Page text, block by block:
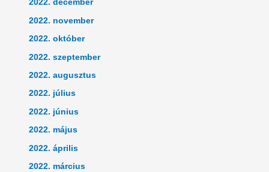
2022. december
2022. november
2022. október
2022. szeptember
2022. augusztus
2022. július
2022. június
2022. május
2022. április
2022. március